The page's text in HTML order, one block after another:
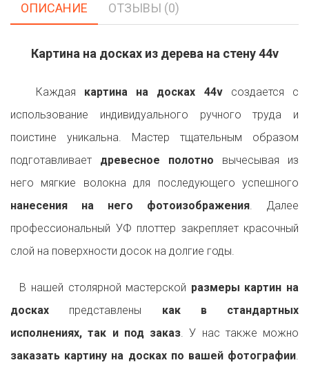
ОПИСАНИЕ ОТЗЫВЫ (0)
Картина на досках из дерева на стену 44v
Каждая картина на досках 44vсоздается с
использование индивидуального ручного труда и
поистине уникальна. Мастер тщательным образом
подготавливает древесное полотно вычесывая из
него мягкие волокна для последующего успешного
нанесения на него фотоизображения. Далее
профессиональный УФ плоттер закрепляет красочный
слой на поверхности досок на долгие годы.
В нашей столярной мастерской размеры картин на
досках представлены как в стандартных
исполнениях, так и под заказ. У нас также можно
заказать картину на досках по вашей фотографии.